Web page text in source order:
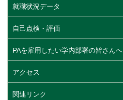
就職状況データ
自己点検・評価
PAを雇用したい学内部署の皆さんへ
アクセス
関連リンク